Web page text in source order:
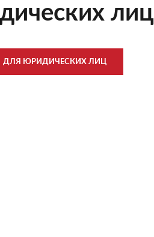
лиц
ДЛЯ ЮРИДИЧЕСКИХ ЛИЦ